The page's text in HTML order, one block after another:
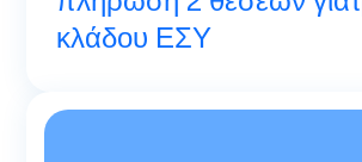
κλάδου ΕΣΥ